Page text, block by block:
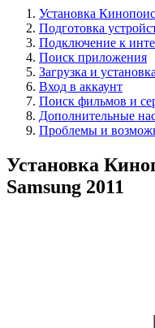
Установка
Подготовка
Подключение к
Поиск приложения
Загрузка и установка
Вход в аккаунт
Поиск фильмов и
Дополнительные
Проблемы и
Установка
Samsung 2011